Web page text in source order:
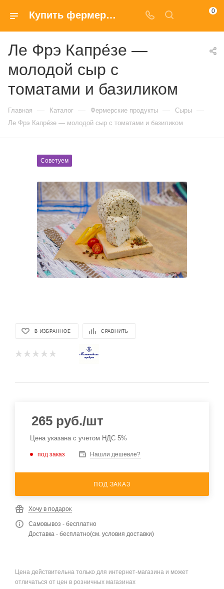
Купить фермерский Ле Фрэ Капре́зе — молодой сыр с томатами и базиликом с доставкой на дом в Москве 0
Ле Фрэ Капре́зе —
молодой сыр с
томатами и базиликом
Главная — Каталог — Фермерские продукты — Сыры —
Ле Фрэ Капре́зе — молодой сыр с томатами и базиликом
Советуем
В ИЗБРАННОЕ СРАВНИТЬ
265 руб./шт
Цена указана с учетом НДС 5%
под заказ Нашли дешевле?
ПОД ЗАКАЗ
Хочу в подарок
Самовывоз - бесплатно
Доставка - бесплатно(см. условия доставки)
Цена действительна только для интернет-магазина и может
отличаться от цен в розничных магазинах